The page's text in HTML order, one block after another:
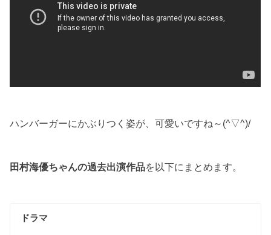
ハンバーガーにかぶりつく姿が、可愛いですね～(^▽^)/
田村海優ちゃんの過去出演作品を以下にまとめます。
ドラマ